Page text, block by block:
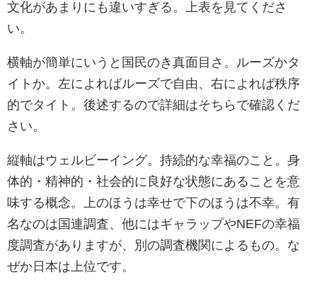
文化があまりにも違いすぎる。上表を見てくださ
い。
横軸が簡単にいうと国民のき真面目さ。ルーズかタ
イトか。左によればルーズで自由、右によれば秩序
的でタイト。後述するので詳細はそちらで確認くだ
さい。
縦軸はウェルビーイング。持続的な幸福のこと。身
体的・精神的・社会的に良好な状態にあることを意
味する概念。上のほうは幸せで下のほうは不幸。有
名なのは国連調査、他にはギャラップやNEFの幸福
度調査がありますが、別の調査機関によるもの。な
ぜか日本は上位です。